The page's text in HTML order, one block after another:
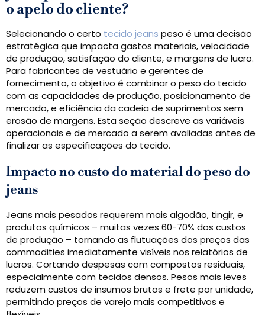
o apelo do cliente?
Selecionando o certo tecido jeans peso é uma decisão
estratégica que impacta gastos materiais, velocidade
de produção, satisfação do cliente, e margens de lucro.
Para fabricantes de vestuário e gerentes de
fornecimento, o objetivo é combinar o peso do tecido
com as capacidades de produção, posicionamento de
mercado, e eficiência da cadeia de suprimentos sem
erosão de margens. Esta seção descreve as variáveis ​​
operacionais e de mercado a serem avaliadas antes de
finalizar as especificações do tecido.
Impacto no custo do material do peso do
jeans
Jeans mais pesados ​​requerem mais algodão, tingir, e
produtos químicos – muitas vezes 60-70% dos custos
de produção – tornando as flutuações dos preços das
commodities imediatamente visíveis nos relatórios de
lucros. Cortando despesas com compostos residuais,
especialmente com tecidos densos. Pesos mais leves
reduzem custos de insumos brutos e frete por unidade,
permitindo preços de varejo mais competitivos e